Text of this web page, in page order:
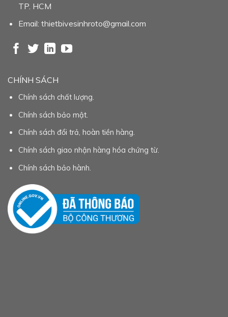
TP. HCM
Email: thietbivesinhroto@gmail.com
CHÍNH SÁCH
Chính sách chất lượng.
Chính sách bảo mật.
Chính sách đổi trả, hoàn tiền hàng.
Chính sách giao nhận hàng hóa chứng từ.
Chính sách bảo hành.